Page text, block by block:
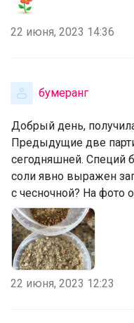
22 июня, 2023 14:36
бумеранг
Добрый день,
Предыдущие две
сегодняшней. Специй
соли явно выражен
с чесночной? На фото
22 июня, 2023 12:23